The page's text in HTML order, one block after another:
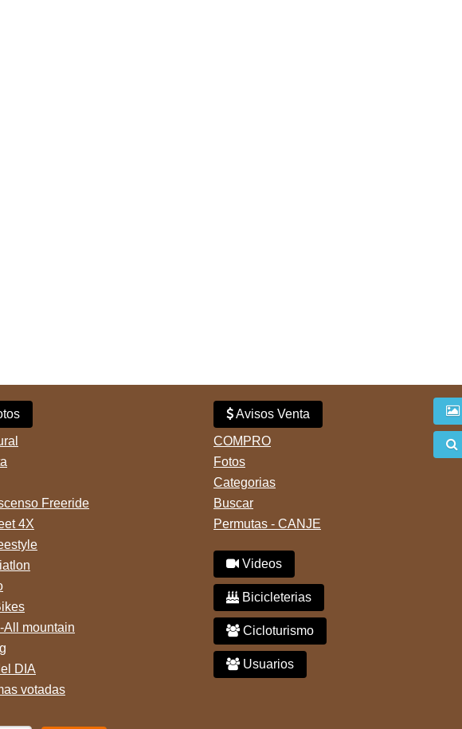
Freeride
4X
All mountain
DIA
votadas
Avisos Venta
COMPRO
Fotos
Categorias
Buscar
Permutas - CANJE
Videos
Bicicleterias
Cicloturismo
Usuarios